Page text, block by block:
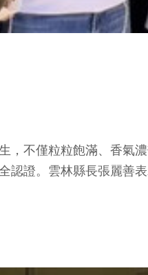
不僅粒粒飽滿、香氣
認證。雲林縣長張麗善